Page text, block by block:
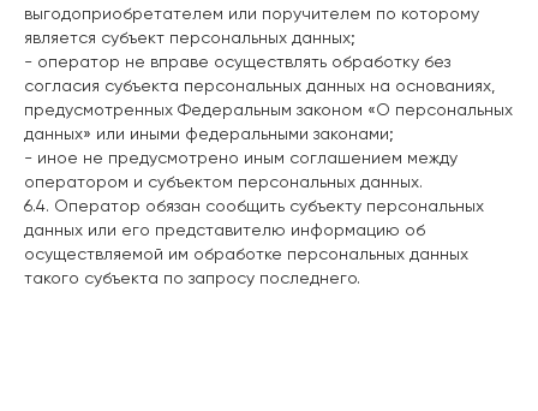
выгодоприобретателем или поручителем по которому
является субъект персональных данных;
- оператор не вправе осуществлять обработку без
согласия субъекта персональных данных на основаниях,
предусмотренных Федеральным законом «О персональных
данных» или иными федеральными законами;
- иное не предусмотрено иным соглашением между
оператором и субъектом персональных данных.
6.4. Оператор обязан сообщить субъекту персональных
данных или его представителю информацию об
осуществляемой им обработке персональных данных
такого субъекта по запросу последнего.